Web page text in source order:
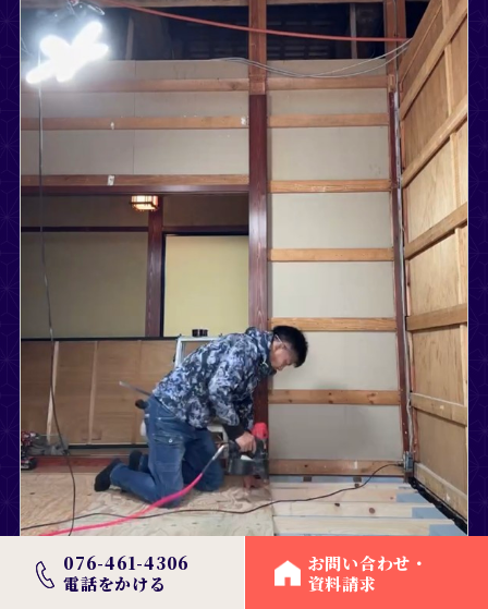
076-461-4306
電話をかける
お問い合わせ・
資料請求